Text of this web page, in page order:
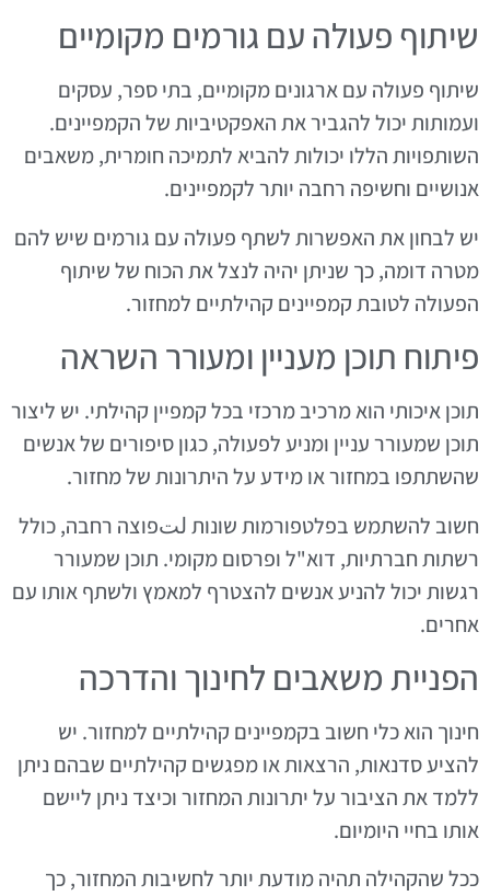
שיתוף פעולה עם גורמים מקומיים
שיתוף פעולה עם ארגונים מקומיים, בתי ספר, עסקים
ועמותות יכול להגביר את האפקטיביות של הקמפיינים.
השותפויות הללו יכולות להביא לתמיכה חומרית, משאבים
אנושיים וחשיפה רחבה יותר לקמפיינים.
יש לבחון את האפשרות לשתף פעולה עם גורמים שיש להם
מטרה דומה, כך שניתן יהיה לנצל את הכוח של שיתוף
הפעולה לטובת קמפיינים קהילתיים למחזור.
פיתוח תוכן מעניין ומעורר השראה
תוכן איכותי הוא מרכיב מרכזי בכל קמפיין קהילתי. יש ליצור
תוכן שמעורר עניין ומניע לפעולה, כגון סיפורים של אנשים
שהשתתפו במחזור או מידע על היתרונות של מחזור.
חשוב להשתמש בפלטפורמות שונות لتפוצה רחבה, כולל
רשתות חברתיות, דוא"ל ופרסום מקומי. תוכן שמעורר
רגשות יכול להניע אנשים להצטרף למאמץ ולשתף אותו עם
אחרים.
הפניית משאבים לחינוך והדרכה
חינוך הוא כלי חשוב בקמפיינים קהילתיים למחזור. יש
להציע סדנאות, הרצאות או מפגשים קהילתיים שבהם ניתן
ללמד את הציבור על יתרונות המחזור וכיצד ניתן ליישם
אותו בחיי היומיום.
ככל שהקהילה תהיה מודעת יותר לחשיבות המחזור, כך